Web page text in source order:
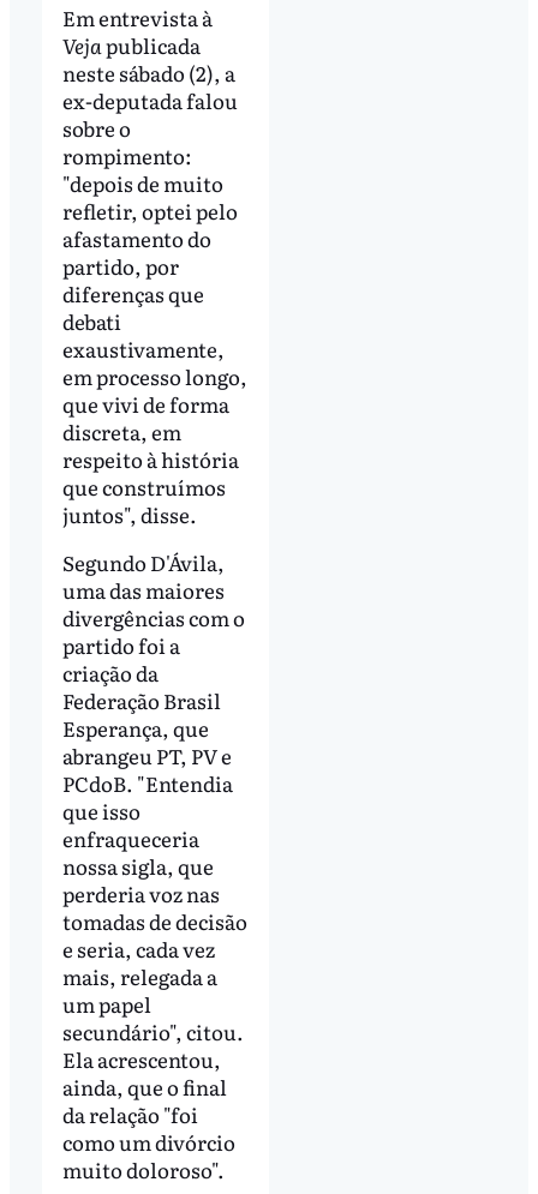
Em entrevista à
Veja publicada
neste sábado (2), a
ex-deputada falou
sobre o
rompimento:
"depois de muito
refletir, optei pelo
afastamento do
partido, por
diferenças que
debati
exaustivamente,
em processo longo,
que vivi de forma
discreta, em
respeito à história
que construímos
juntos", disse.
Segundo D'Ávila,
uma das maiores
divergências com o
partido foi a
criação da
Federação Brasil
Esperança, que
abrangeu PT, PV e
PCdoB. "Entendia
que isso
enfraqueceria
nossa sigla, que
perderia voz nas
tomadas de decisão
e seria, cada vez
mais, relegada a
um papel
secundário", citou.
Ela acrescentou,
ainda, que o final
da relação "foi
como um divórcio
muito doloroso".